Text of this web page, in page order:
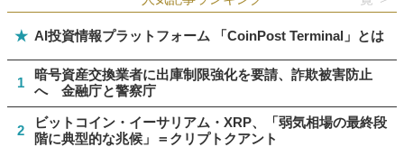
★ AI投資情報プラットフォーム 「CoinPost Terminal」とは
1
暗号資産交換業者に出庫制限強化を要請、詐欺被害防止
へ 金融庁と警察庁
2
ビットコイン・イーサリアム・XRP、「弱気相場の最終段
階に典型的な兆候」＝クリプトクアント